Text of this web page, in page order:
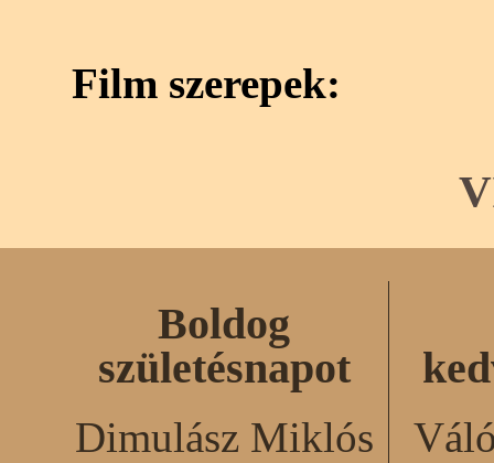
Film szerepek:
Boldog
születésnapot
Dimulász Miklós